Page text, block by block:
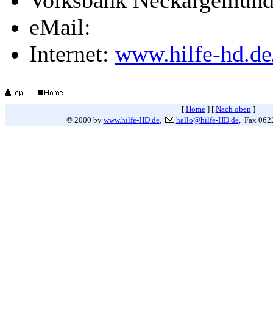
eMail:
Internet: www.hilfe-
[ Home] [ Nach oben]
© 2000 by www.hilfe-HD.de, hallo@hilfe-HD.de, Fax